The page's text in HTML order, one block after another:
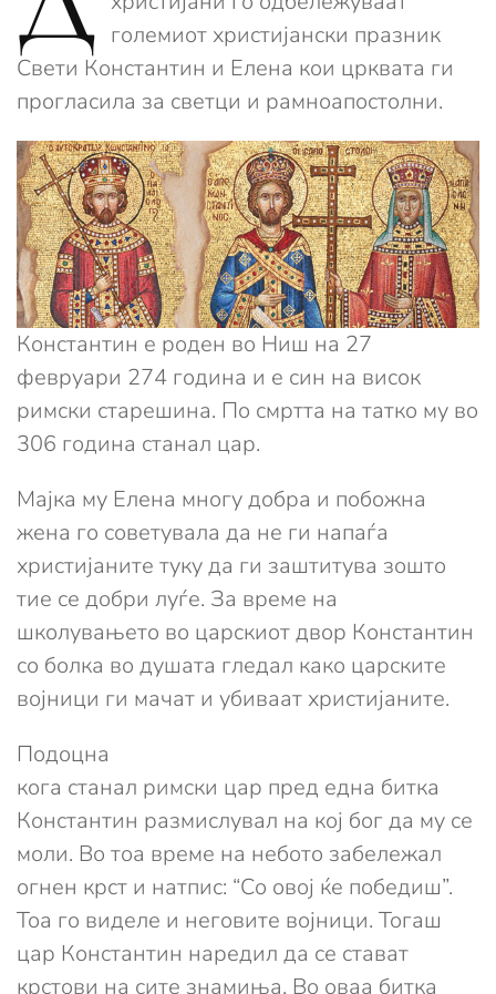
големиот христијански празник
Свети Константин и Елена кои црквата ги
прогласила за светци и рамноапостолни.
Константин е роден во Ниш на 27
февруари 274 година и е син на висок
римски старешина. По смртта на татко му во
306 година станал цар.
Мајка му Елена многу добра и побожна
жена го советувала да не ги напаѓа
христијаните туку да ги заштитува зошто
тие се добри луѓе. За време на
школувањето во царскиот двор Константин
со болка во душата гледал како царските
војници ги мачат и убиваат христијаните.
Подоцна
кога станал римски цар пред една битка
Константин размислувал на кој бог да му се
моли. Во тоа време на небото забележал
огнен крст и натпис: “Со овој ќе победиш”.
Тоа го виделе и неговите војници. Тогаш
цар Константин наредил да се стават
крстови на сите знамиња. Во оваа битка